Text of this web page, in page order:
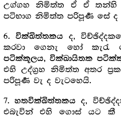
උග්ගහ නිමිත්ත ඒ ඒ තන්හි
පටිභාග නිමිත්ත පරිපූර්‍ණ සේ
6. වික්ඛිත්තකය ද,
කරවා ගෙනැ හෝ
පටික්කූලය, වික්ඛායිතක
එහි උද්ග්‍ර‍හ නිමිත්ත අතර
පරිපූර්‍ණ වැ ද වැටහෙයි.
7. හතවික්ඛිත්තකය ද,
එබැවින් එහි ගොස් යට කී